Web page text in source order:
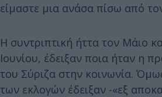
είμαστε μια ανάσα πίσω από
Η συντριπτική ήττα τον Μάιο
Ιουνίου, έδειξαν ποια ήταν η
του Σύριζα στην κοινωνία.
των εκλογών έδειξαν -«εξ